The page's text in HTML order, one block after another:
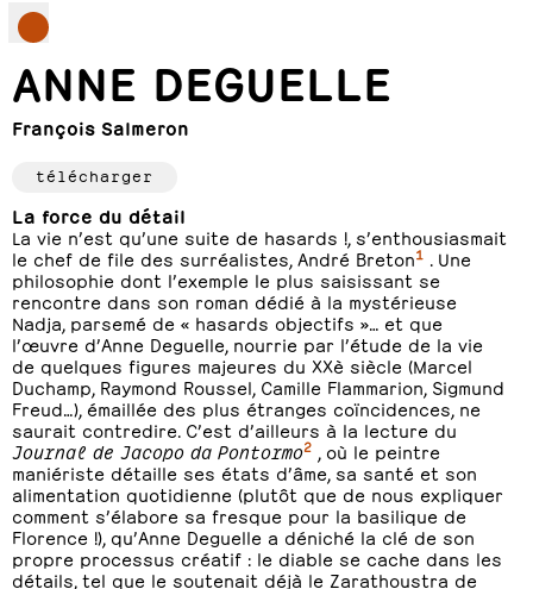
ANNE DEGUELLE
François Salmeron
télécharger
La force du détail
La vie n’est qu’une suite de hasards !, s’enthousiasmait
le chef de file des surréalistes, André Breton1
. Une
philosophie dont l’exemple le plus saisissant se
rencontre dans son roman dédié à la mystérieuse
Nadja, parsemé de « hasards objectifs »… et que
l’œuvre d’Anne Deguelle, nourrie par l’étude de la vie
de quelques figures majeures du XXè siècle (Marcel
Duchamp, Raymond Roussel, Camille Flammarion, Sigmund
Freud…), émaillée des plus étranges coïncidences, ne
saurait contredire. C’est d’ailleurs à la lecture du
Journal de Jacopo da Pontormo2
, où le peintre
maniériste détaille ses états d’âme, sa santé et son
alimentation quotidienne (plutôt que de nous expliquer
comment s’élabore sa fresque pour la basilique de
Florence !), qu’Anne Deguelle a déniché la clé de son
propre processus créatif : le diable se cache dans les
détails, tel que le soutenait déjà le Zarathoustra de